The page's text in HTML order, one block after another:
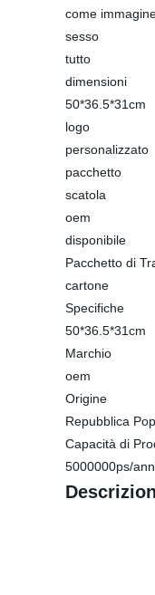
come
sesso
tutto
dimensioni
50*36.5*31cm
logo
personalizzato
pacchetto
scatola
oem
disponibile
Pacchetto di
cartone
Specifiche
50*36.5*31cm
Marchio
oem
Origine
Repubblica
Capacità di
5000000ps/